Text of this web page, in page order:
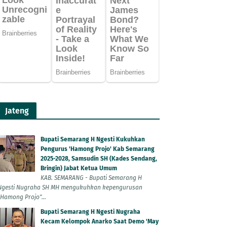
Jateng
Bupati Semarang H Ngesti Kukuhkan
Pengurus 'Hamong Projo' Kab Semarang
2025-2028, Samsudin SH (Kades Sendang,
Bringin) Jabat Ketua Umum
KAB. SEMARANG - Bupati Semarang H
Nugraha SH MH mengukuhkan kepengurusan
Projo"...
Bupati Semarang H Ngesti Nugraha
Kecam Kelompok Anarko Saat Demo 'May